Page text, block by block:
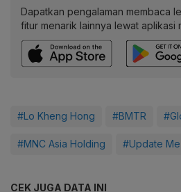
Dapatkan pengalaman membaca
fitur menarik lainnya lewat aplikasi
#Lo Kheng Hong #BMTR
#MNC Asia Holding #Update Me
CEK JUGA DATA INI